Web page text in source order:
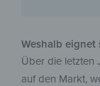
Weshalb eignet
Über die letzten
auf den Markt,